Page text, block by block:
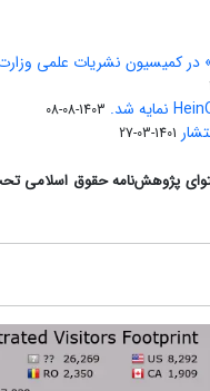
کمیسیون نشریات علمی وزارت
1403-08-08
1401-03-27
پژوهش‌نامه حقوق اسلامی